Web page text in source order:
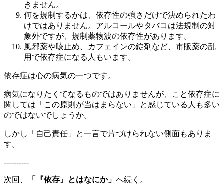
きません。
何を規制するかは、依存性の強さだけで決められたわ
けではありません。アルコールやタバコは法規制の対
象外ですが、規制薬物波の依存性があります。
風邪薬や咳止め、カフェインの錠剤など、市販薬の乱
用で依存症になる人もいます。
依存症は心の病気の一つです。
病気になりたくてなるものではありませんが、こと依存症に
関しては「この原則が当はまらない」と感じている人も多い
のではないでしょうか。
しかし「自己責任」と一言で片づけられない側面もありま
す。
----------
次回、 「『依存』とはなにか」 へ続く。